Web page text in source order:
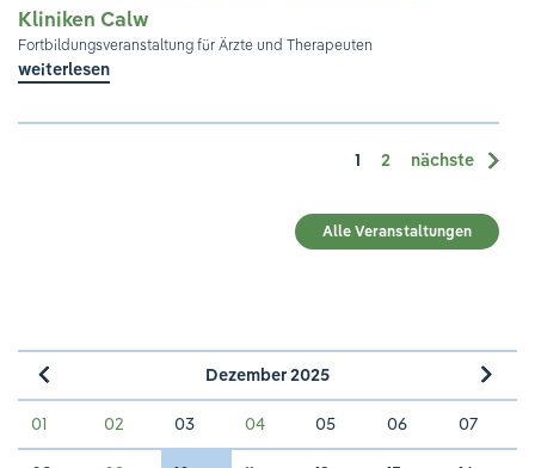
Kliniken Calw
Fortbildungsveranstaltung für Ärzte und Therapeuten
weiterlesen
1 2 nächste
Alle Veranstaltungen
«
Dezember 2025 »
01 02 03 04 05 06 07